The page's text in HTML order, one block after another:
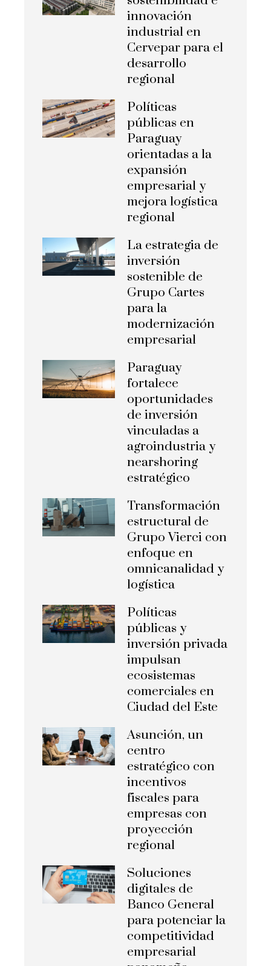
innovación
industrial en
Cervepar para el
desarrollo
regional
Políticas
públicas en
Paraguay
orientadas a la
expansión
empresarial y
mejora logística
regional
La estrategia de
inversión
sostenible de
Grupo Cartes
para la
modernización
empresarial
Paraguay
fortalece
oportunidades
de inversión
vinculadas a
agroindustria y
nearshoring
estratégico
Transformación
estructural de
Grupo Vierci con
enfoque en
omnicanalidad y
logística
Políticas
públicas y
inversión privada
impulsan
ecosistemas
comerciales en
Ciudad del Este
Asunción, un
centro
estratégico con
incentivos
fiscales para
empresas con
proyección
regional
Soluciones
digitales de
Banco General
para potenciar la
competitividad
empresarial